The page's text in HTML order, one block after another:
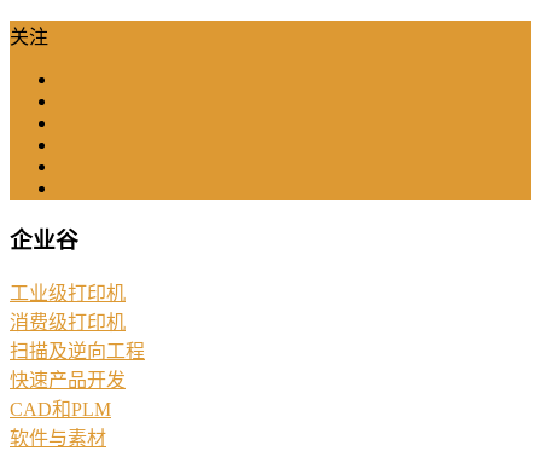
关注
企业谷
工业级打印机
消费级打印机
扫描及逆向工程
快速产品开发
CAD和PLM
软件与素材